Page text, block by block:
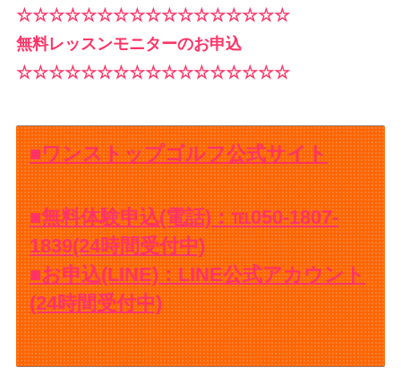
☆☆☆☆☆☆☆☆☆☆☆☆☆☆☆☆☆
無料レッスンモニターのお申込
☆☆☆☆☆☆☆☆☆☆☆☆☆☆☆☆☆
■ワンストップゴルフ公式サイト
■無料体験申込(電話)：℡050-1807-
1839(24時間受付中)
■お申込(LINE)：LINE公式アカウント
(24時間受付中)